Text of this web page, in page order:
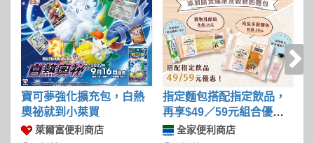
寶可夢強化擴充包，白熱
奧祕就到小萊買
萊爾富便利商店
指定麵包搭配指定飲品，
再享$49／59元組合優惠
價全家便利商店